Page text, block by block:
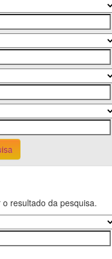
resultado da pesquisa.